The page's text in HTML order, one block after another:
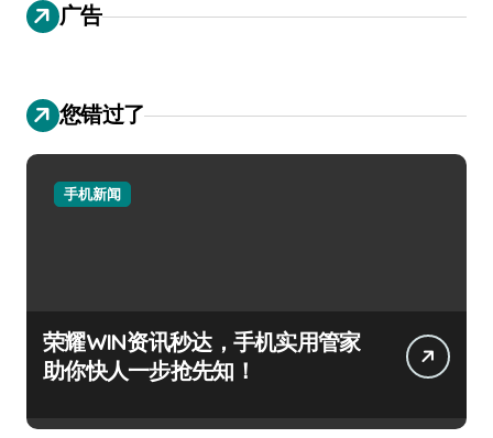
广告
您错过了
手机新闻
荣耀WIN资讯秒达，手机实用管家
助你快人一步抢先知！